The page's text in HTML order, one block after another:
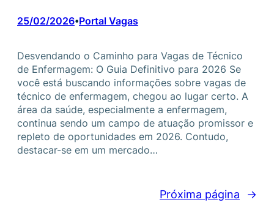
25/02/2026•Portal Vagas
Desvendando o Caminho para Vagas de Técnico
de Enfermagem: O Guia Definitivo para 2026 Se
você está buscando informações sobre vagas de
técnico de enfermagem, chegou ao lugar certo. A
área da saúde, especialmente a enfermagem,
continua sendo um campo de atuação promissor e
repleto de oportunidades em 2026. Contudo,
destacar-se em um mercado…
Próxima página →